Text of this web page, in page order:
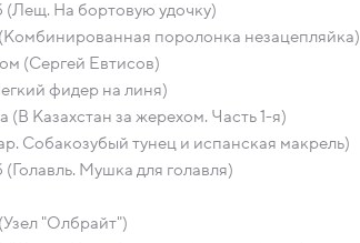
На бортовую удочку)
поролонка незацепляйка)
(Сергей Евтисов)
фидер на линя)
(В Казахстан за жерехом. Часть 1-я)
Собакозубый тунец и испанская макрель)
Мушка для голавля)
"Олбрайт")